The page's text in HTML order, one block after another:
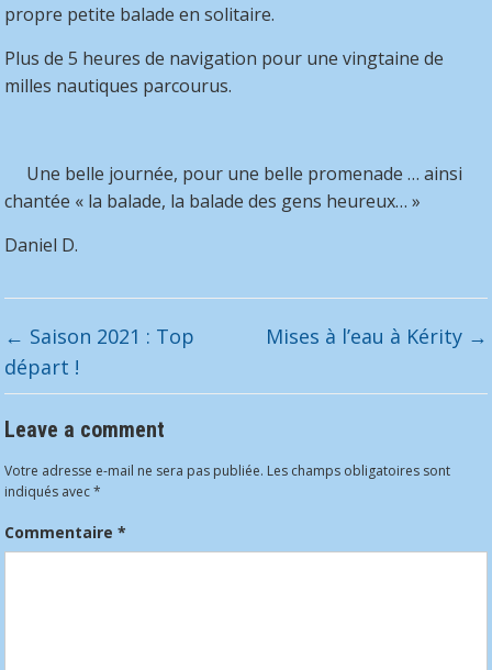
propre petite balade en solitaire.
Plus de 5 heures de navigation pour une vingtaine de
milles nautiques parcourus.
Une belle journée, pour une belle promenade … ainsi
chantée « la balade, la balade des gens heureux… »
Daniel D.
← Saison 2021 : Top
départ !
Mises à l’eau à Kérity →
Leave a comment
Votre adresse e-mail ne sera pas publiée. Les champs obligatoires sont
indiqués avec*
Commentaire*